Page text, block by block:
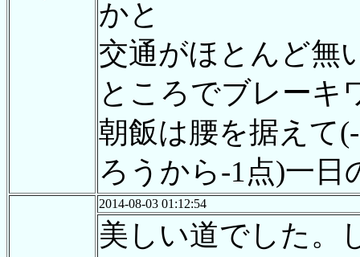
かと
交通がほとんど無
ところでブレーキ
朝飯は腰を据えて
ろうから-1点)一日
2014-08-03 01:12:54
美しい道でした。